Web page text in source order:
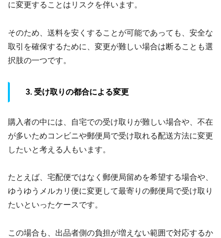
に変更することはリスクを伴います。
そのため、送料を安くすることが可能であっても、安全な
取引を確保するために、変更が難しい場合は断ることも選
択肢の一つです。
3. 受け取りの都合による変更
購入者の中には、自宅での受け取りが難しい場合や、不在
が多いためコンビニや郵便局で受け取れる配送方法に変更
したいと考える人もいます。
たとえば、宅配便ではなく郵便局留めを希望する場合や、
ゆうゆうメルカリ便に変更して最寄りの郵便局で受け取り
たいといったケースです。
この場合も、出品者側の負担が増えない範囲で対応するか